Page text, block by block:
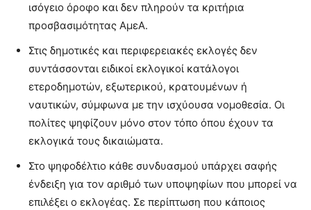
ισόγειο όροφο και δεν πληρούν τα κριτήρια
προσβασιμότητας ΑμεΑ.
Στις δημοτικές και περιφερειακές εκλογές δεν
συντάσσονται ειδικοί εκλογικοί κατάλογοι
ετεροδημοτών, εξωτερικού, κρατουμένων ή
ναυτικών, σύμφωνα με την ισχύουσα νομοθεσία. Οι
πολίτες ψηφίζουν μόνο στον τόπο όπου έχουν τα
εκλογικά τους δικαιώματα.
Στο ψηφοδέλτιο κάθε συνδυασμού υπάρχει σαφής
ένδειξη για τον αριθμό των υποψηφίων που μπορεί να
επιλέξει ο εκλογέας. Σε περίπτωση που κάποιος